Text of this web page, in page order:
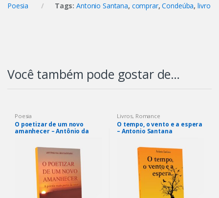
Poesia
Tags:Antonio Santana, comprar,Condeúba,livro
Você também pode gostar de…
Poesia
O poetizar de um novo
amanhecer – Antônio da
Livros, Romance
O tempo, o vento e a espera
– Antonio Santana